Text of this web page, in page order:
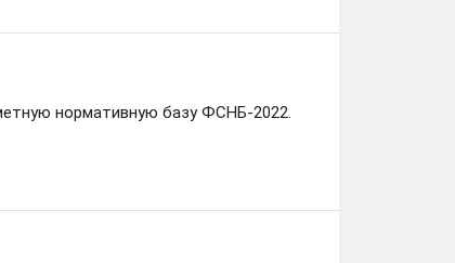
нормативную базу ФСНБ-2022.